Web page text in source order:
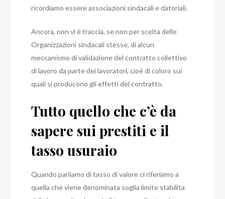
ricordiamo essere associazioni sindacali e datoriali.
Ancora, non vi è traccia, se non per scelta delle
Organizzazioni sindacali stesse, di alcun
meccanismo di validazione del contratto collettivo
di lavoro da parte dei lavoratori, cioè di coloro sui
quali si producono gli effetti del contratto.
Tutto quello che c’è da
sapere sui prestiti e il
tasso usuraio
Quando parliamo di tasso di valore ci riferiamo a
quella che viene denominata soglia limite stabilita